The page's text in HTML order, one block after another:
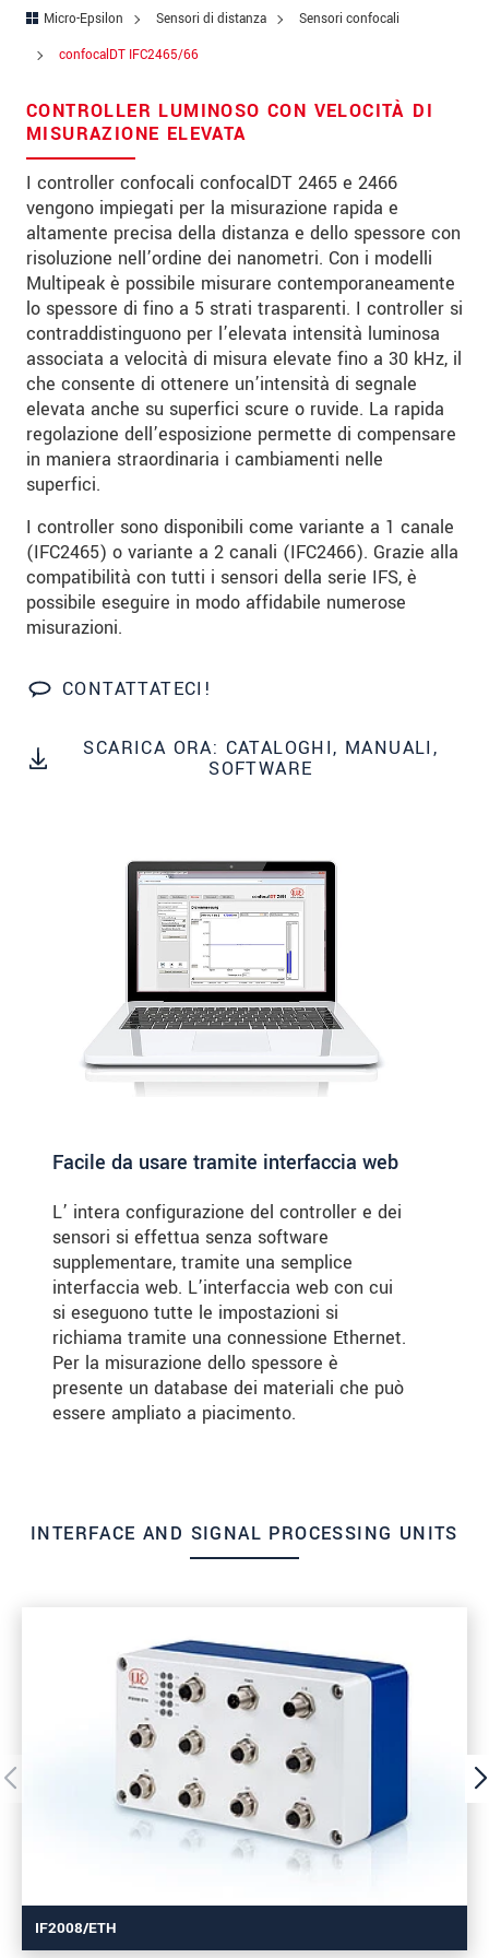
Micro-Epsilon Sensori di distanza
Sensori confocali
confocalDT IFC2465/66
CONTROLLER LUMINOSO CON VELOCITÀ DI
MISURAZIONE ELEVATA
I controller confocali confocalDT 2465 e 2466
vengono impiegati per la misurazione rapida e
altamente precisa della distanza e dello spessore con
risoluzione nell’ordine dei nanometri. Con i modelli
Multipeak è possibile misurare contemporaneamente
lo spessore di fino a 5 strati trasparenti. I controller si
contraddistinguono per l’elevata intensità luminosa
associata a velocità di misura elevate fino a 30 kHz, il
che consente di ottenere un’intensità di segnale
elevata anche su superfici scure o ruvide. La rapida
regolazione dell’esposizione permette di compensare
in maniera straordinaria i cambiamenti nelle
superfici.
I controller sono disponibili come variante a 1 canale
(IFC2465) o variante a 2 canali (IFC2466). Grazie alla
compatibilità con tutti i sensori della serie IFS, è
possibile eseguire in modo affidabile numerose
misurazioni.
CONTATTATECI!
SCARICA ORA: CATALOGHI, MANUALI,
SOFTWARE
Facile da usare tramite interfaccia web
L’ intera configurazione del controller e dei
sensori si effettua senza software
supplementare, tramite una semplice
interfaccia web. L’interfaccia web con cui
si eseguono tutte le impostazioni si
richiama tramite una connessione Ethernet.
Per la misurazione dello spessore è
presente un database dei materiali che può
essere ampliato a piacimento.
INTERFACE AND SIGNAL PROCESSING UNITS
IF2008/ETH
Codice postale
Paese*
Telefono
E-mail*
Messaggio*
Vi prego di tenermi informato sulle
innovazioni dei prodotti via e-mail.
* Informazioni obbligatorie
data privacy statement.
INVIA MESSAGGIO